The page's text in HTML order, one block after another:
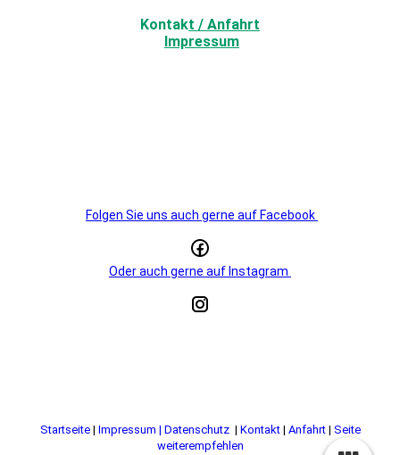
Kontakt / Anfahrt
Impressum
Folgen Sie uns auch gerne auf Facebook
Oder auch gerne auf Instagram
Startseite| Impressum | Datenschutz | Kontakt| Anfahrt | Seite
weiterempfehlen